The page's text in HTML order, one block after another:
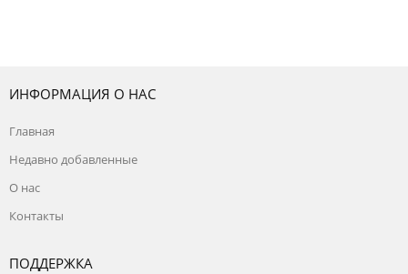
ИНФОРМАЦИЯ О НАС
Главная
Недавно добавленные
О нас
Контакты
ПОДДЕРЖКА